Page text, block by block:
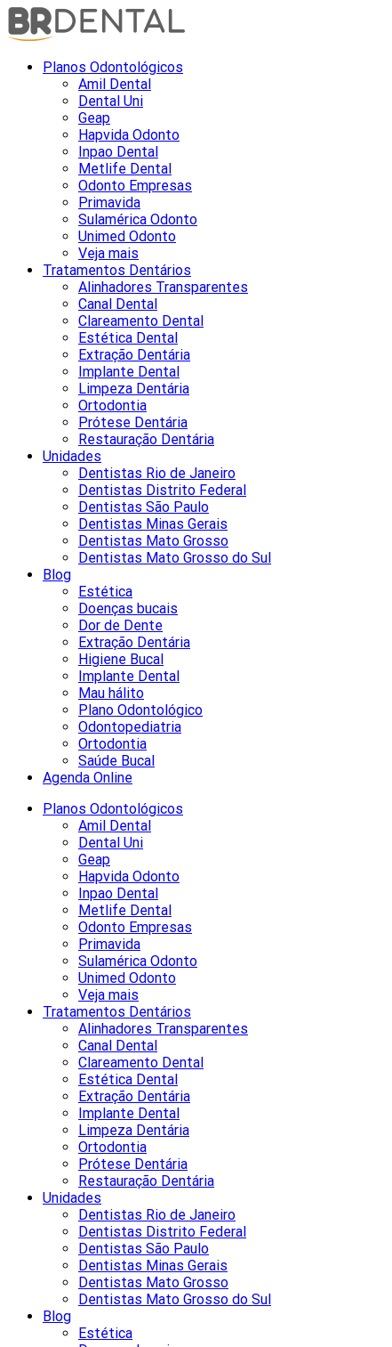
Planos Odontológicos
Amil Dental
Dental Uni
Geap
Hapvida Odonto
Inpao Dental
Metlife Dental
Odonto Empresas
Primavida
Sulamérica Odonto
Unimed Odonto
Veja mais
Tratamentos Dentários
Alinhadores Transparentes
Canal Dental
Clareamento Dental
Estética Dental
Extração Dentária
Implante Dental
Limpeza Dentária
Ortodontia
Prótese Dentária
Restauração Dentária
Unidades
Dentistas Rio de Janeiro
Dentistas Distrito Federal
Dentistas São Paulo
Dentistas Minas Gerais
Dentistas Mato Grosso
Dentistas Mato Grosso do Sul
Blog
Estética
Doenças bucais
Dor de Dente
Extração Dentária
Higiene Bucal
Implante Dental
Mau hálito
Plano Odontológico
Odontopediatria
Ortodontia
Saúde Bucal
Agenda Online
Planos Odontológicos
Amil Dental
Dental Uni
Geap
Hapvida Odonto
Inpao Dental
Metlife Dental
Odonto Empresas
Primavida
Sulamérica Odonto
Unimed Odonto
Veja mais
Tratamentos Dentários
Alinhadores Transparentes
Canal Dental
Clareamento Dental
Estética Dental
Extração Dentária
Implante Dental
Limpeza Dentária
Ortodontia
Prótese Dentária
Restauração Dentária
Unidades
Dentistas Rio de Janeiro
Dentistas Distrito Federal
Dentistas São Paulo
Dentistas Minas Gerais
Dentistas Mato Grosso
Dentistas Mato Grosso do Sul
Blog
Estética